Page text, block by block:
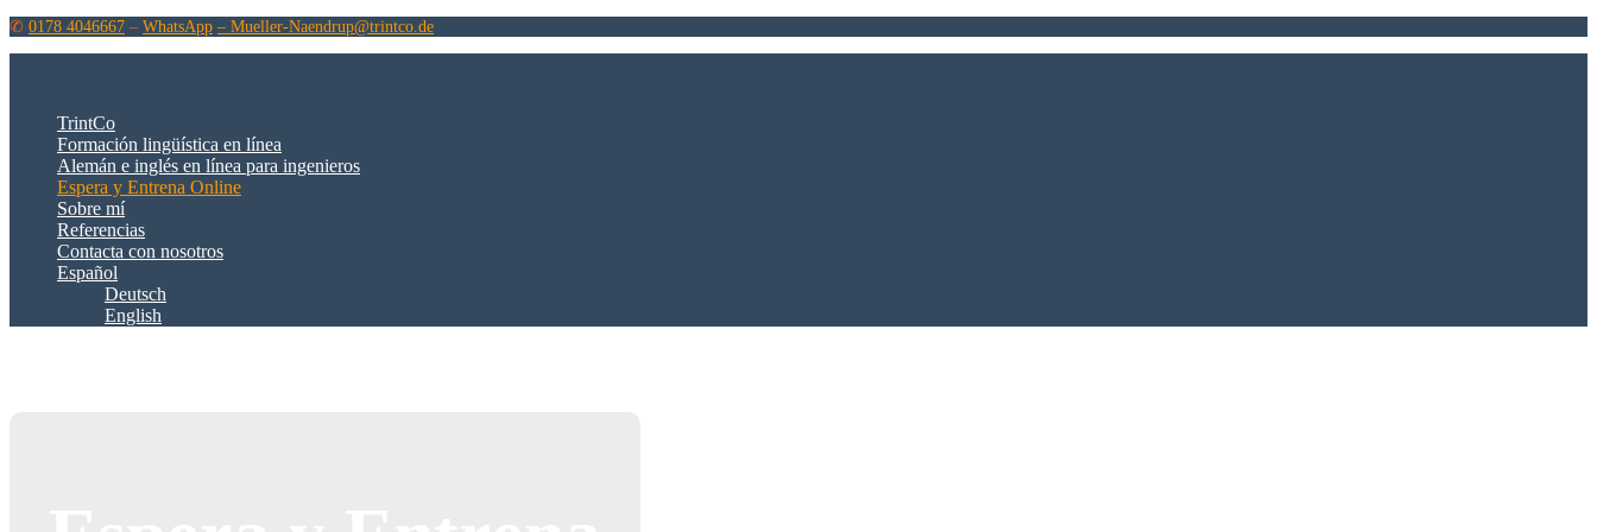
✆ 0178 4046667 – WhatsApp – Mueller-Naendrup@trintco.de
TrintCo
Formación lingüística en línea
Alemán e inglés en línea para ingenieros
Espera y Entrena Online
Sobre mí
Referencias
Contacta con nosotros
Español
Deutsch
English